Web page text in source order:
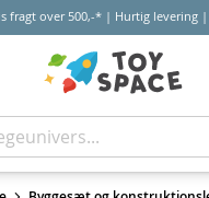
fragt over 500,-* | Hurtig levering